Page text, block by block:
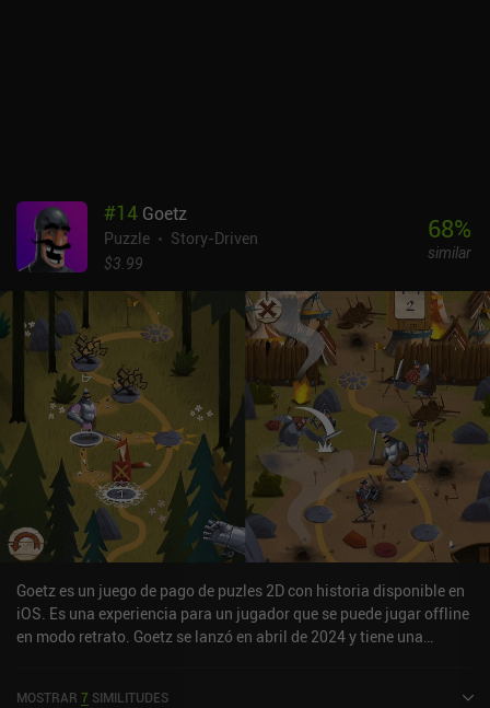
#14 Goetz
Puzzle
Story-Driven
$3.99
68%
similar
Goetz es un juego de pago de puzles 2D con historia disponible en
iOS. Es una experiencia para un jugador que se puede jugar offline
en modo retrato. Goetz se lanzó en abril de 2024 y tiene una
MOSTRAR 7 SIMILITUDES